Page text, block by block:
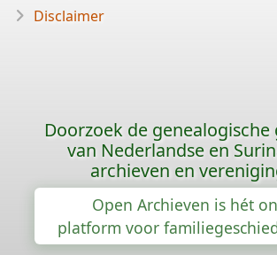
Disclaimer
Doorzoek de genealogische
van Nederlandse en
archieven en
Open Archieven is hét
platform voor